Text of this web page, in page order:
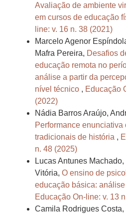
Avaliação de ambiente
em cursos de educação
line: v. 16 n. 38 (2021)
Marcelo Agenor
Mafra Pereira, Desafios
educação remota no
análise a partir da
nível técnico , Educação
(2022)
Nádia Barros Araújo,
Performance enunciativa
tradicionais de história ,
n. 48 (2025)
Lucas Antunes
Vitória, O ensino de
educação básica:
Educação On-line: v. 13
Camila Rodrigues